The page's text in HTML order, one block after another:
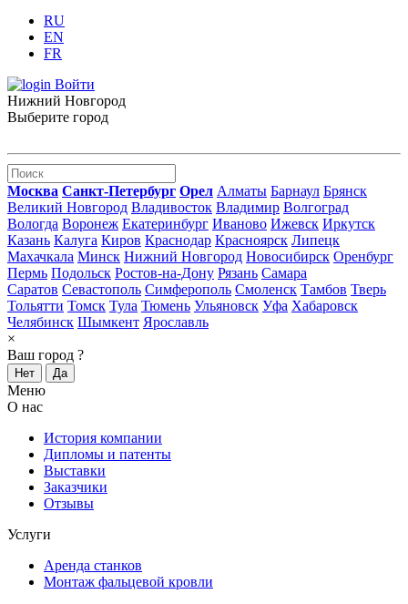
RU
EN
FR
Войти
Нижний Новгород
Выберите город
Москва Санкт-Петербург Орел Алматы Барнаул Брянск
Великий Новгород Владивосток Владимир Волгоград
Вологда Воронеж Екатеринбург Иваново Ижевск Иркутск
Казань Калуга Киров Краснодар Красноярск Липецк
Махачкала Минск Нижний Новгород Новосибирск Оренбург
Пермь Подольск Ростов-на-Дону Рязань Самара
Саратов Севастополь Симферополь Смоленск Тамбов Тверь
Тольятти Томск Тула Тюмень Ульяновск Уфа Хабаровск
Челябинск Шымкент Ярославль
×
Ваш город ?
Нет Да
Меню
О нас
История компании
Дипломы и патенты
Выставки
Заказчики
Отзывы
Услуги
Аренда станков
Монтаж фальцевой кровли